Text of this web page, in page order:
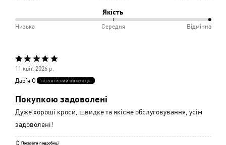
Незручно
Якість
100%
Середня
Низька Середня Відмінна
Оцінено
5
з
5
11 квіт. 2026 р.
Дар'я О
ПЕРЕВІРЕНИЙ ПОКУПЕЦЬ
Покупкою задоволені
Дуже хороші кроси, швидке та якісне обслуговування, усім
задоволені!
Показати подробиці